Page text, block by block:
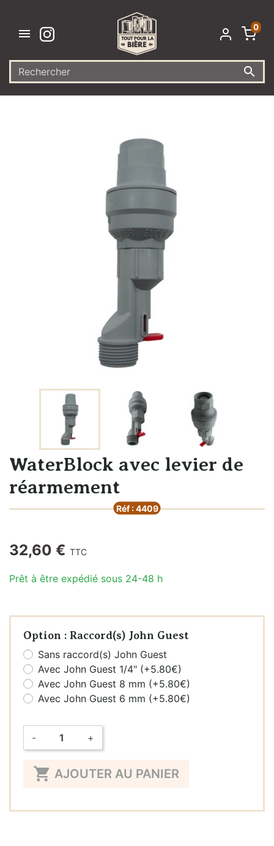


0
WaterBlock avec levier de
réarmement
Réf : 4409
32,60 € TTC
Prêt à être expédié sous 24-48 h
Option : Raccord(s) John Guest
Sans raccord(s) John Guest
Avec John Guest 1/4" (+5.80€)
Avec John Guest 8 mm (+5.80€)
Avec John Guest 6 mm (+5.80€)
Quantité
- +
 AJOUTER AU PANIER